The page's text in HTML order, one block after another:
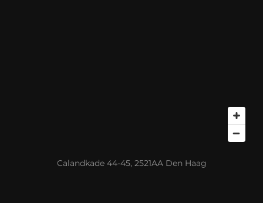
Calandkade 44-45, 2521AA Den Haag